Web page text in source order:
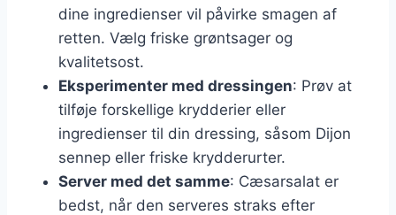
dine ingredienser vil påvirke smagen af
retten. Vælg friske grøntsager og
kvalitetsost.
Eksperimenter med dressingen: Prøv at
tilføje forskellige krydderier eller
ingredienser til din dressing, såsom Dijon
sennep eller friske krydderurter.
Server med det samme: Cæsarsalat er
bedst, når den serveres straks efter